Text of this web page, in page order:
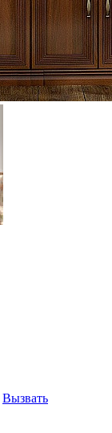
Вызвать